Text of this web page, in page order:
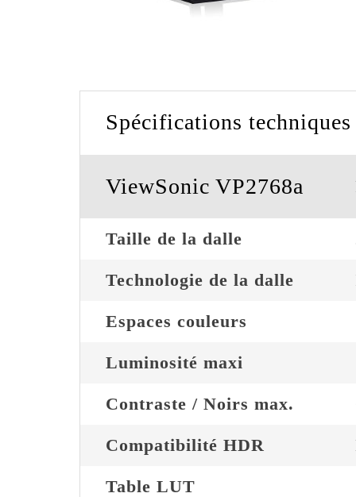
Spécifications techniques
ViewSonic VP2768a
Taille de la dalle
Technologie de la dalle
Espaces couleurs
Luminosité maxi
Contraste / Noirs max.
Compatibilité HDR
Table LUT